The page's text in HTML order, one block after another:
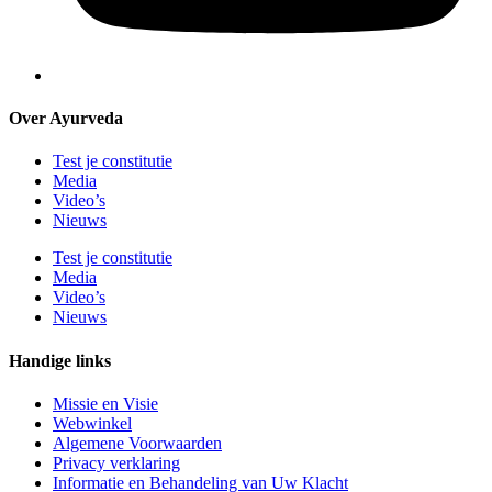
Over Ayurveda
Test je constitutie
Media
Video’s
Nieuws
Test je constitutie
Media
Video’s
Nieuws
Handige links
Missie en Visie
Webwinkel
Algemene Voorwaarden
Privacy verklaring
Informatie en Behandeling van Uw Klacht